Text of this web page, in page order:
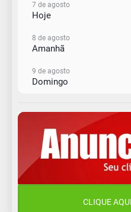
7 de agosto
Hoje
8 de agosto
Amanhã
9 de agosto
Domingo
Segunda-Feira
11 de agosto
Terça-Feira
CLIQUE